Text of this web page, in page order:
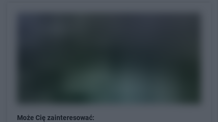
Może Cię zainteresować: